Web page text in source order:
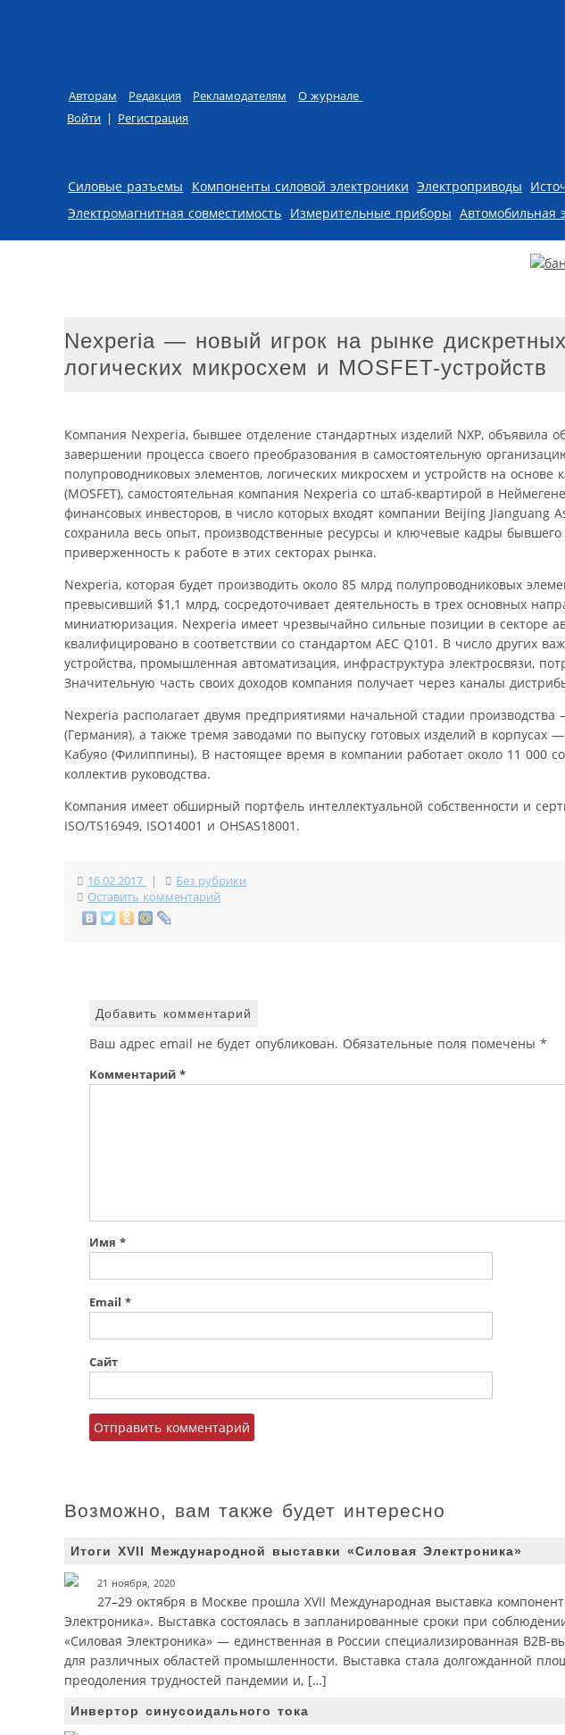
Авторам Редакция Рекламодателям
О журнале
Войти | Регистрация
Skip to content
Силовые разъемы Компоненты силовой электроники Электроприводы
Электромагнитная совместимость Измерительные приборы Автомобильная
Nexperia — новый игрок на рынке
логических микросхем и MOSFET-устройств
Компания Nexperia, бывшее отделение стандартных изделий NXP, объявила
завершении процесса своего преобразования в самостоятельную
полупроводниковых элементов, логических микросхем и устройств на
(MOSFET), самостоятельная компания Nexperia со штаб-квартирой в
финансовых инвесторов, в число которых входят компании Beijing Jianguang
сохранила весь опыт, производственные ресурсы и ключевые кадры
приверженность к работе в этих секторах рынка.
Nexperia, которая будет производить около 85 млрд полупроводниковых
превысивший $1,1 млрд, сосредоточивает деятельность в трех основных
миниатюризация. Nexperia имеет чрезвычайно сильные позиции в секторе
квалифицировано в соответствии со стандартом AEC Q101. В число других
устройства, промышленная автоматизация, инфраструктура электросвязи,
Значительную часть своих доходов компания получает через каналы
Nexperia располагает двумя предприятиями начальной стадии
(Германия), а также тремя заводами по выпуску готовых изделий в
Кабуяо (Филиппины). В настоящее время в компании работает около 11 000
коллектив руководства.
Компания имеет обширный портфель интеллектуальной собственности и
ISO/TS16949, ISO14001 и OHSAS18001.
16.02.2017 |
Без рубрики
Оставить комментарий
Добавить комментарий
Ваш адрес email не будет опубликован. Обязательные поля помечены *
Комментарий *
Имя *
Email *
Сайт
Возможно, вам также будет интересно
Итоги XVII Международной выставки «Силовая Электроника»
21 ноября, 2020
27–29 октября в Москве прошла XVII Международная выставка
Электроника». Выставка состоялась в запланированные сроки при
«Силовая Электроника» — единственная в России специализированная В2В-
для различных областей промышленности. Выставка стала долгожданной
преодоления трудностей пандемии и, […]
Инвертор синусоидального тока